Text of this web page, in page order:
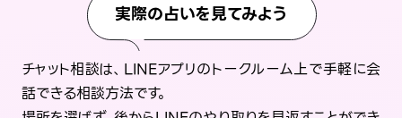
実際の占いを見てみよう
チャット相談は、LINEアプリのトークルーム上で手軽に会
話できる相談方法です。